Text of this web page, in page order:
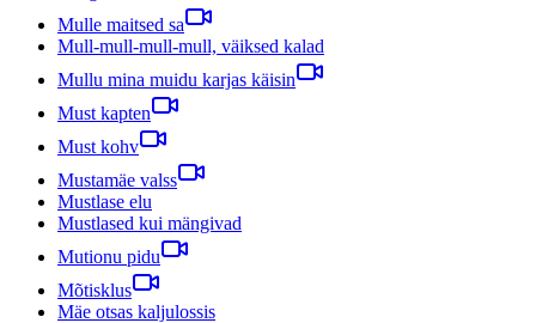
Mulle maitsed sa
Mull-mull-mull-mull, väiksed kalad
Mullu mina muidu karjas käisin
Must kapten
Must kohv
Mustamäe valss
Mustlase elu
Mustlased kui mängivad
Mutionu pidu
Mõtisklus
Mäe otsas kaljulossis